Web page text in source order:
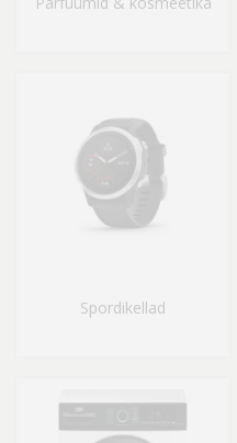
Spordikellad